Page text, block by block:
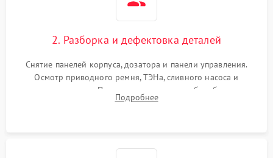
2. Разборка и дефектовка деталей
Снятие панелей корпуса, дозатора и панели управления.
Осмотр приводного ремня, ТЭНа, сливного насоса и
амортизаторов. Проверка подшипников барабана и
крестовины на износ, а манжеты люка на разрывы.
Подробнее